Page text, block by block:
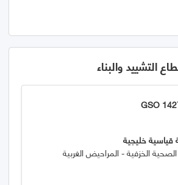
التشييد والبناء
GSO
خليجية
الخزفية - المراحيض الغربية